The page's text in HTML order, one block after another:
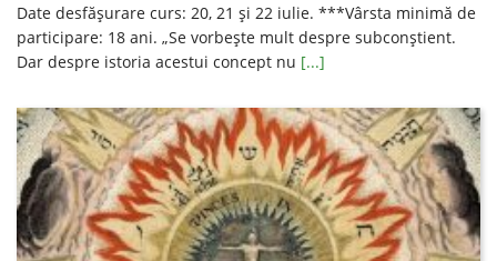
Date desfăşurare curs: 20, 21 și 22 iulie. ***Vârsta minimă de
participare: 18 ani. „Se vorbește mult despre subconștient.
Dar despre istoria acestui concept nu [...]